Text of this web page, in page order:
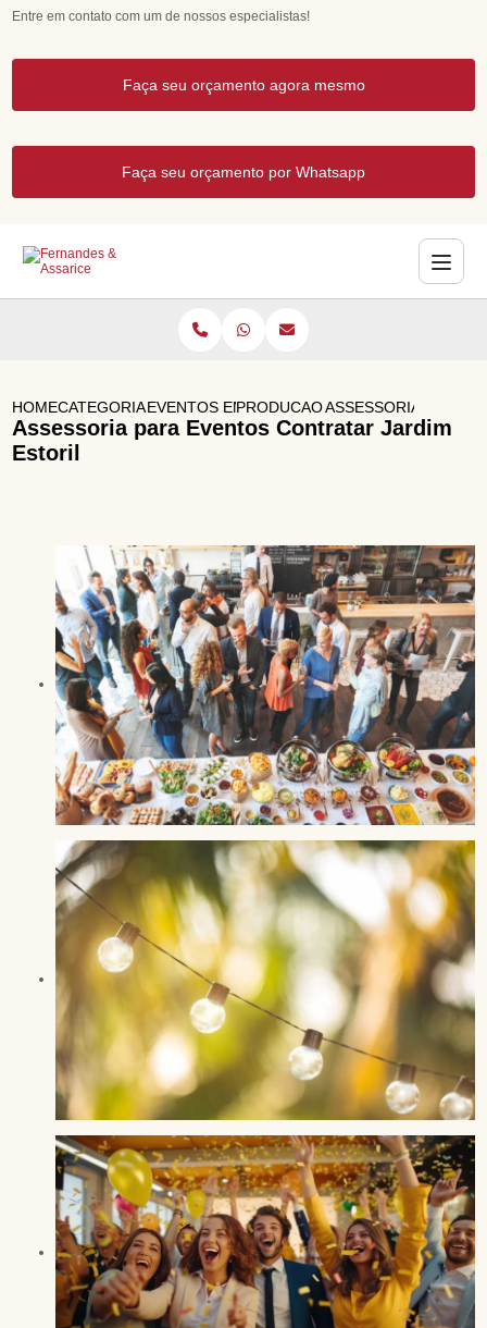
Entre em contato com um de nossos especialistas!
Faça seu orçamento agora mesmo
Faça seu orçamento por Whatsapp
HOMECATEGORIASEVENTOS EMPRESARIAIS
PRODUCAO DE EVENTOS
ASSESSORIA PARA
Assessoria para Eventos Contratar Jardim
Estoril